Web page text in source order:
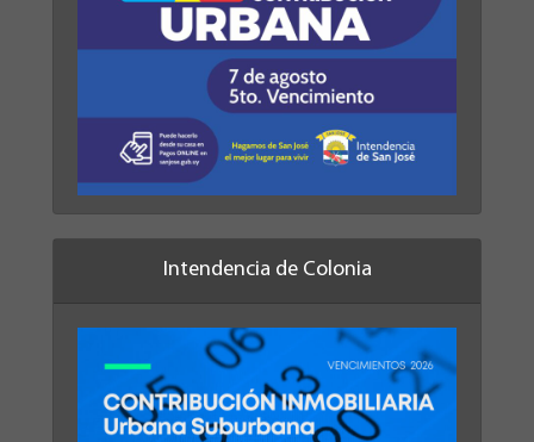
Intendencia de Colonia